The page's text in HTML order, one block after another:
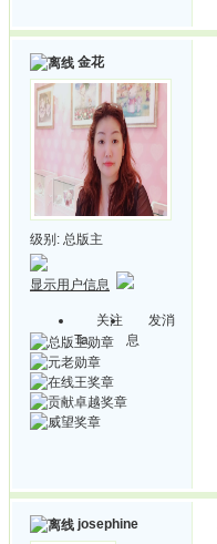
金花
级别: 总版主
显示用户信息
关注
Ta
发消
息
josephine